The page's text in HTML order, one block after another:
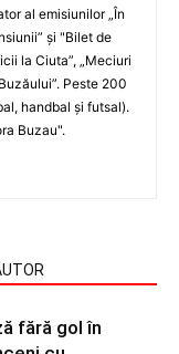
al emisiunilor „În
şi "Bilet de
la Ciuta”, „Meciuri
Peste 200
handbal şi futsal).
Buzau".
fără gol în